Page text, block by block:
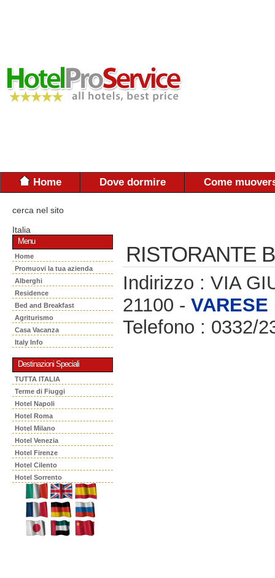
Home Dove dormire Come
cerca nel sito
Italia
Menu
Home
Promuovi la tua azienda
Alberghi
Residence
Bed and Breakfast
Agriturismo
Casa Vacanza
Italy Info
Destinazioni Speciali
TUTTA ITALIA
Terme di Fiuggi
Hotel Napoli
Hotel Roma
Hotel Milano
Hotel Venezia
Hotel Firenze
Hotel Cilento
Hotel Sorrento
RISTORANTE
Indirizzo : VIA
21100 - VARESE
Telefono : 0332/